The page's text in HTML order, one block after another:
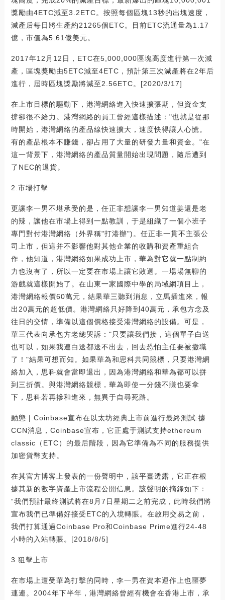
獎勵由4ETC減至3.2ETC。按照每個區塊13秒的出塊速度，
減產后每日將生產約21265個ETC。目前ETC流通量為1.17
億，市值為5.61億美元。
2017年12月12日，ETC在5,000,000區塊高度進行第一次減
產，區塊獎勵由5ETC減至4ETC，預計第三次減產將在2年后
進行，屆時區塊獎勵將減至2.56ETC。[2020/3/17]
在上市目標的驅動下，港灣網絡進入快速擴張期，但資金支
撐卻很不給力。港灣網絡的員工曾經這樣描述："也就是從那
時開始，港灣網絡的產品線快速擴大，速度快得讓人心慌。
有的產品根本不賺錢，卻占用了大量的研發力量和資金。"在
這一背景下，港灣網絡的產品質量開始出現問題，隨后遭到
了NEC的退貨。
2.市場打擊
更讓李一男不堪承受的是，任正非想讓李一男知道姜還是老
的辣，讓他在市場上得到一點教訓，于是組織了一個小班子
專門對付港灣網絡（外界稱"打港辦")。任正非一貫不主張公
司上市，但這并不影響他對其他企業的收購和資產重組合
作，他知道，港灣網絡如果成功上市，華為對它就一點制約
力也沒有了，所以一定要在市場上讓它敗退。一場場無聊的
游戲就這樣開始了。在山東一家國際中學的局域網項目上，
港灣網絡報價60萬元，結果華三聽到消息，立馬插進來，報
出20萬元的超低價。港灣網絡只好降到40萬元，承包方念及
往日的交情，準備以這個價格接受港灣網絡的設備。可是，
華三代表向承包方老總哭訴："只要讓我們接，這個單子白送
也可以，如果我連白送都送不出去，回去恐怕主任要被撤職
了！"結果可想而知。如果華為和思科共同競標，只要港灣網
絡加入，思科就會當即退出，因為港灣網絡和華為都可以拼
到三折價。與港灣網絡競標，華為即使一分錢不賺也要拿
下，思科若再摻和進來，無異于自尋死路。
動態 | Coinbase宣布在以太坊經典上市前進行最終測試:據
CCN消息，Coinbase宣布，它正處于測試支持ethereum
classic（ETC）的最后階段，因為它準備為不同的服務提供
加密貨幣支持。
在其官方博客上發表的一份聲明中，該平臺透露，它正在根
據其新的數字資產上市流程公開信息。該聲明的摘錄如下：
“我們預計最終測試將在8月7日星期二之前完成，此時我們將
宣布我們已準備好接受ETC的入境轉賬。在啟用交易之前，
我們打算通過Coinbase Pro和Coinbase Prime進行24-48
小時的入站轉賬。[2018/8/5]
3.狙擊上市
在市場上遭受華為打擊的同時，李一男在資本運作上也噩夢
連連。2004年下半年，港灣網絡曾經有機會在香港上市，承